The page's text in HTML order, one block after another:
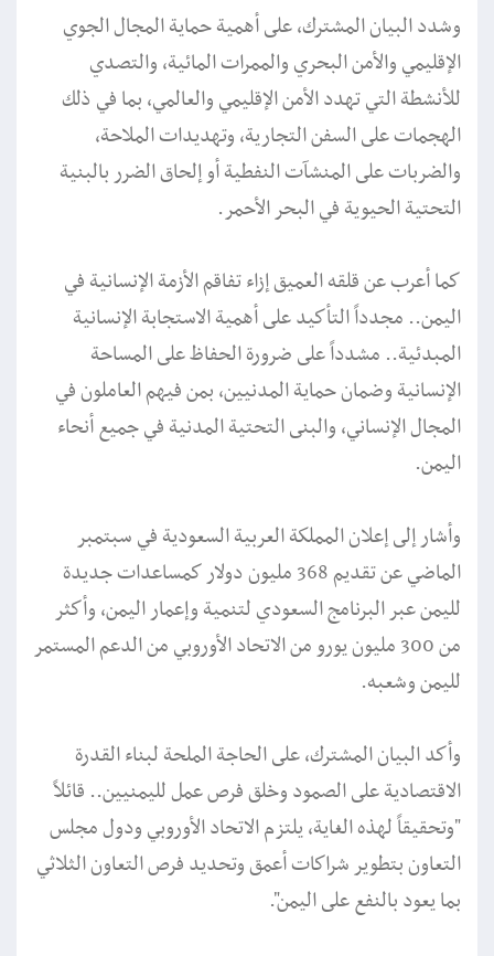
وشدد البيان المشترك، على أهمية حماية المجال الجوي
الإقليمي والأمن البحري والممرات المائية، والتصدي
للأنشطة التي تهدد الأمن الإقليمي والعالمي، بما في ذلك
الهجمات على السفن التجارية، وتهديدات الملاحة،
والضربات على المنشآت النفطية أو إلحاق الضرر بالبنية
التحتية الحيوية في البحر الأحمر.
كما أعرب عن قلقه العميق إزاء تفاقم الأزمة الإنسانية في
اليمن.. مجدداً التأكيد على أهمية الاستجابة الإنسانية
المبدئية.. مشدداً على ضرورة الحفاظ على المساحة
الإنسانية وضمان حماية المدنيين، بمن فيهم العاملون في
المجال الإنساني، والبنى التحتية المدنية في جميع أنحاء
اليمن.
وأشار إلى إعلان المملكة العربية السعودية في سبتمبر
الماضي عن تقديم 368 مليون دولار كمساعدات جديدة
لليمن عبر البرنامج السعودي لتنمية وإعمار اليمن، وأكثر
من 300 مليون يورو من الاتحاد الأوروبي من الدعم المستمر
لليمن وشعبه.
وأكد البيان المشترك، على الحاجة الملحة لبناء القدرة
الاقتصادية على الصمود وخلق فرص عمل لليمنيين.. قائلاً
"وتحقيقاً لهذه الغاية، يلتزم الاتحاد الأوروبي ودول مجلس
التعاون بتطوير شراكات أعمق وتحديد فرص التعاون الثلاثي
بما يعود بالنفع على اليمن".